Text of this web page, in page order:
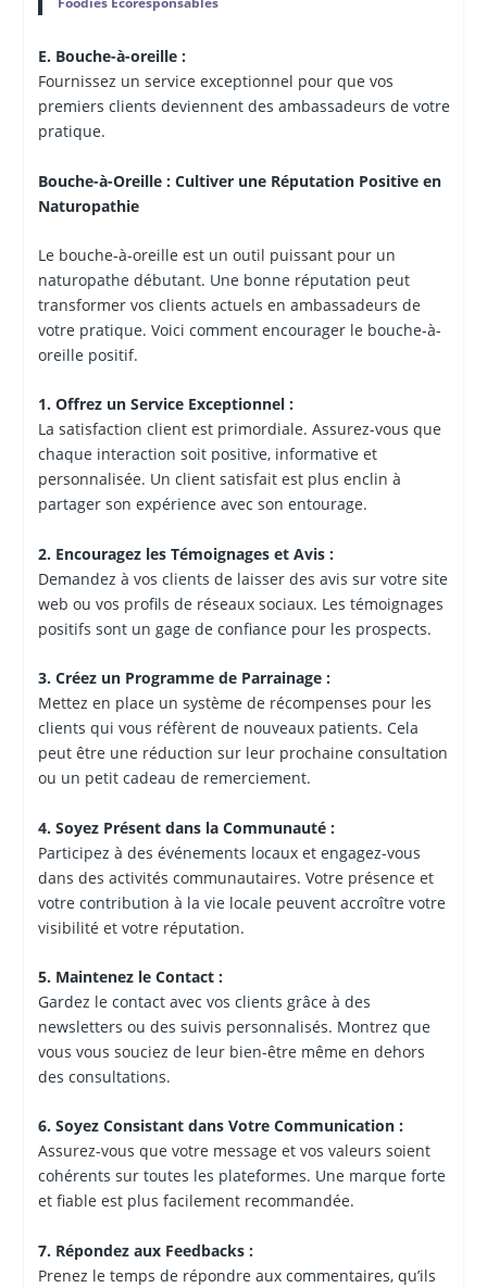
E. Bouche-à-oreille :
Fournissez un service exceptionnel pour que vos
premiers clients deviennent des ambassadeurs de votre
pratique.
Bouche-à-Oreille : Cultiver une Réputation Positive en
Naturopathie
Le bouche-à-oreille est un outil puissant pour un
naturopathe débutant. Une bonne réputation peut
transformer vos clients actuels en ambassadeurs de
votre pratique. Voici comment encourager le bouche-à-
oreille positif.
1. Offrez un Service Exceptionnel :
La satisfaction client est primordiale. Assurez-vous que
chaque interaction soit positive, informative et
personnalisée. Un client satisfait est plus enclin à
partager son expérience avec son entourage.
2. Encouragez les Témoignages et Avis :
Demandez à vos clients de laisser des avis sur votre site
web ou vos profils de réseaux sociaux. Les témoignages
positifs sont un gage de confiance pour les prospects.
3. Créez un Programme de Parrainage :
Mettez en place un système de récompenses pour les
clients qui vous réfèrent de nouveaux patients. Cela
peut être une réduction sur leur prochaine consultation
ou un petit cadeau de remerciement.
4. Soyez Présent dans la Communauté :
Participez à des événements locaux et engagez-vous
dans des activités communautaires. Votre présence et
votre contribution à la vie locale peuvent accroître votre
visibilité et votre réputation.
5. Maintenez le Contact :
Gardez le contact avec vos clients grâce à des
newsletters ou des suivis personnalisés. Montrez que
vous vous souciez de leur bien-être même en dehors
des consultations.
6. Soyez Consistant dans Votre Communication :
Assurez-vous que votre message et vos valeurs soient
cohérents sur toutes les plateformes. Une marque forte
et fiable est plus facilement recommandée.
7. Répondez aux Feedbacks :
Prenez le temps de répondre aux commentaires, qu’ils